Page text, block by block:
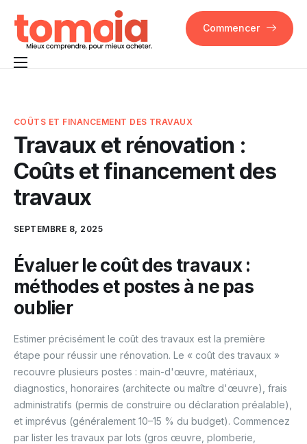
Fonctionnalités
FAQ
Contact
Commencer
COÛTS ET FINANCEMENT DES TRAVAUX
Travaux et rénovation :
Coûts et financement des
travaux
SEPTEMBRE 8, 2025
Évaluer le coût des travaux :
méthodes et postes à ne pas
oublier
Estimer précisément le coût des travaux est la première
étape pour réussir une rénovation. Le « coût des travaux »
recouvre plusieurs postes : main-d'œuvre, matériaux,
diagnostics, honoraires (architecte ou maître d'œuvre), frais
administratifs (permis de construire ou déclaration préalable),
et imprévus (généralement 10–15 % du budget). Commencez
par lister les travaux par lots (gros œuvre, plomberie,